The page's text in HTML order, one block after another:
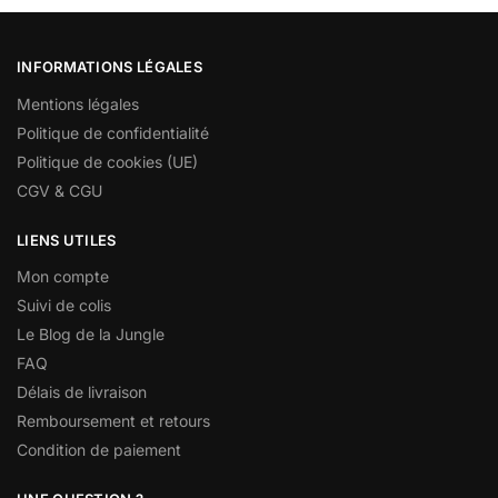
INFORMATIONS LÉGALES
Mentions légales
Politique de confidentialité
Politique de cookies (UE)
CGV & CGU
LIENS UTILES
Mon compte
Suivi de colis
Le Blog de la Jungle
FAQ
Délais de livraison
Remboursement et retours
Condition de paiement